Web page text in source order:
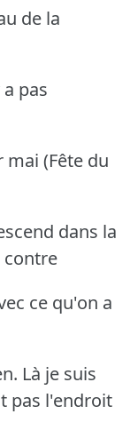
de la
pas
(Fête du
dans la
contre
ce qu'on a
Là je suis
pas l'endroit